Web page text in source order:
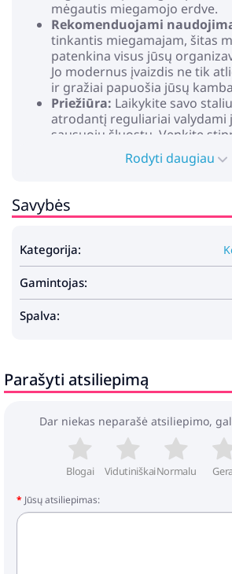
mėgautis miegamojo erdve.
Rekomenduojami
tinkantis miegamajam, šitas
patenkina visus jūsų
Jo modernus įvaizdis ne tik
ir gražiai papuošia jūsų
Priežiūra: Laikykite savo
atrodantį reguliariai valydami
sausuoju šluostu. Venkite
per daug drėgmės, kad
medžio paviršių.
Medžiaga: Apdirbta mediena
Bendri matmenys: 50 x 41 x
Patvarus
Sandėliavimas
Šviesų tipas: LED juostiniai
Su stalčiumi
Rėmo medžiaga: Perdirbta
2 x Tualetinis staliukas
Reikalingas surinkimas: Taip
Rodyti daugiau
Savybės
Kategorija:
Gamintojas:
Spalva:
Parašyti atsiliepimą
Dar niekas neparašė atsiliepimo,
Blogai VidutiniškaiNormalu
Jūsų atsiliepimas: